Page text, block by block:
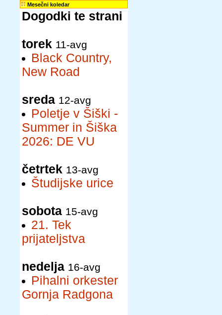
Mesečni koledar
Dogodki te strani
torek 11-avg
Black Country,
New Road
sreda 12-avg
Poletje v Šiški -
Summer in Šiška
2026: DE VU
četrtek 13-avg
Študijske urice
sobota 15-avg
21. Tek
prijateljstva
nedelja 16-avg
Pihalni orkester
Gornja Radgona